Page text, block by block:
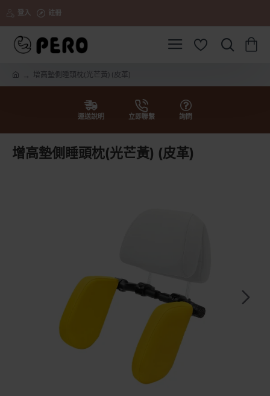
登入 註冊
增高墊側睡頭枕(光芒黃) (皮革)
運送說明 立即聯繫 詢問
增高墊側睡頭枕(光芒黃) (皮革)